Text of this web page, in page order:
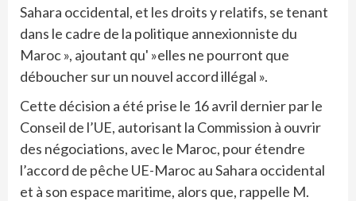
Sahara occidental, et les droits y relatifs, se tenant
dans le cadre de la politique annexionniste du
Maroc », ajoutant qu' »elles ne pourront que
déboucher sur un nouvel accord illégal ».
Cette décision a été prise le 16 avril dernier par le
Conseil de l’UE, autorisant la Commission à ouvrir
des négociations, avec le Maroc, pour étendre
l’accord de pêche UE-Maroc au Sahara occidental
et à son espace maritime, alors que, rappelle M.